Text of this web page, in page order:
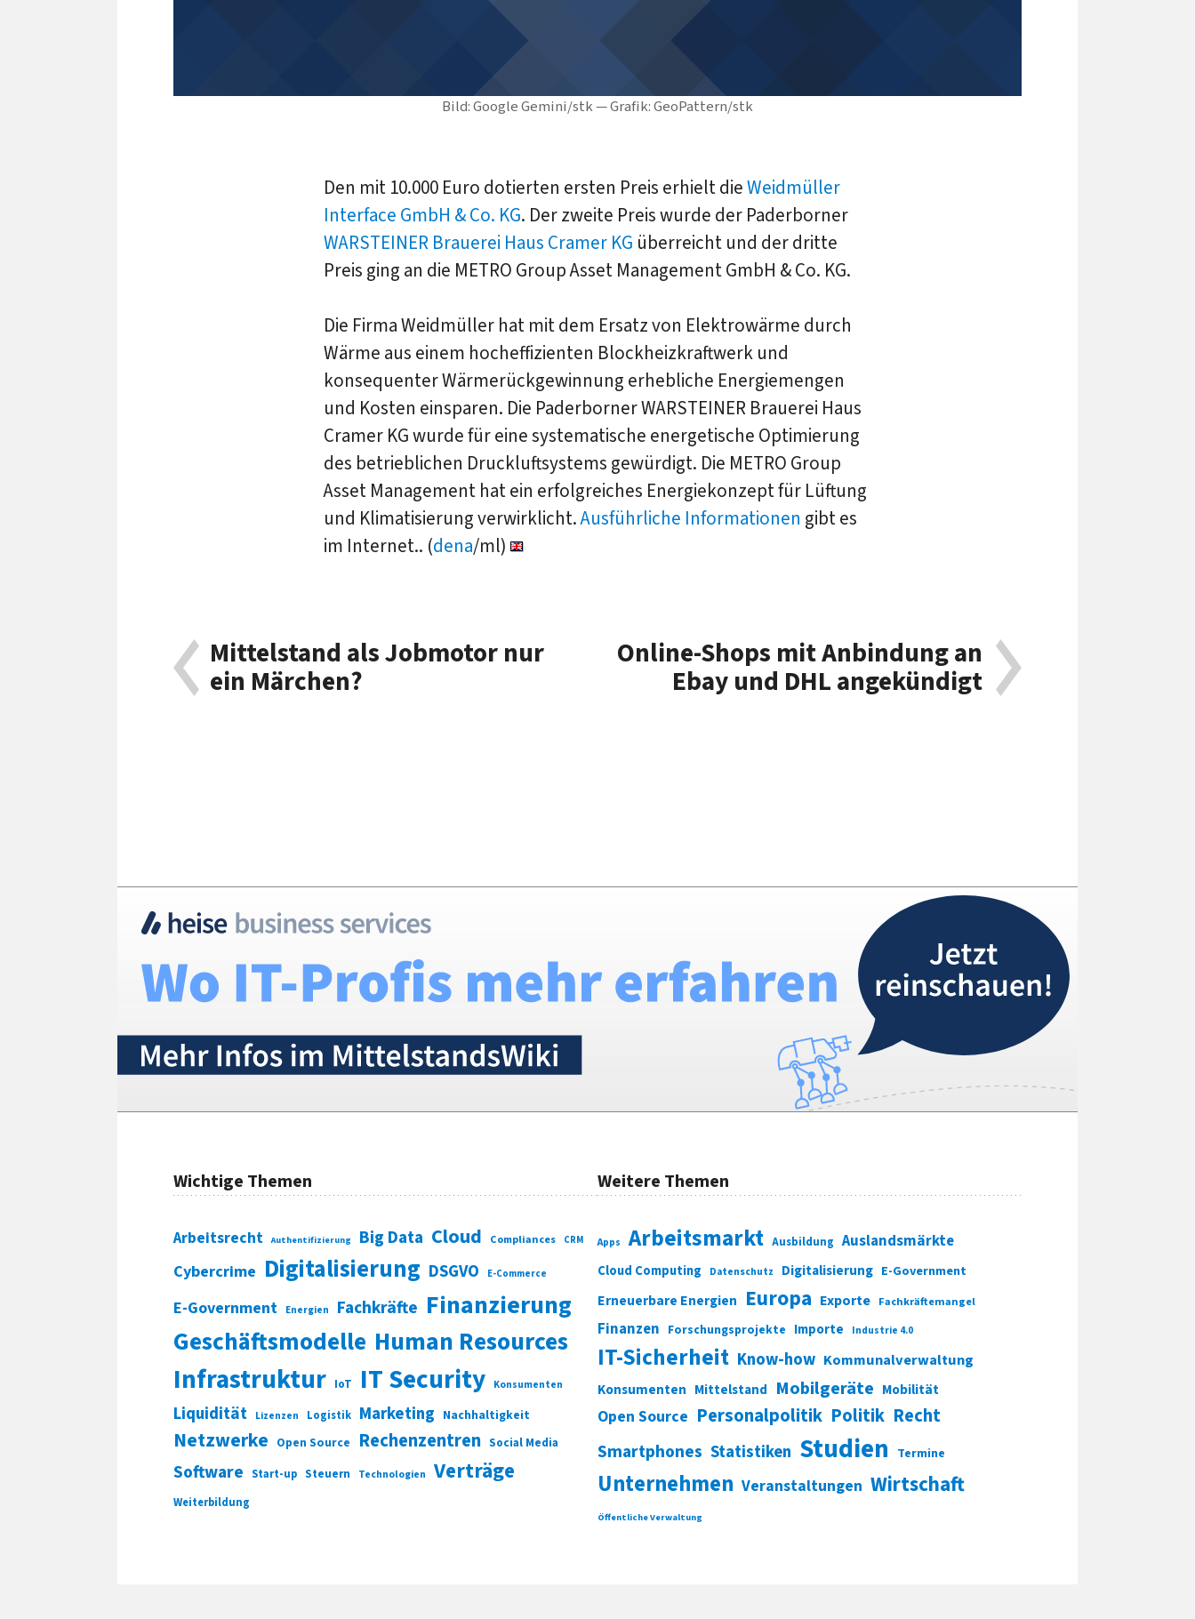
Bild: Google Gemini/stk — Grafik: GeoPattern/stk
Den mit 10.000 Euro dotierten ersten Preis erhielt dieWeidmüller
Interface GmbH & Co. KG. Der zweite Preis wurde der Paderborner
WARSTEINER Brauerei Haus Cramer KG überreicht und der dritte
Preis ging an die METRO Group Asset Management GmbH & Co. KG.
Die Firma Weidmüller hat mit dem Ersatz von Elektrowärme durch
Wärme aus einem hocheffizienten Blockheizkraftwerk und
konsequenter Wärmerückgewinnung erhebliche Energiemengen
und Kosten einsparen. Die Paderborner WARSTEINER Brauerei Haus
Cramer KG wurde für eine systematische energetische Optimierung
des betrieblichen Druckluftsystems gewürdigt. Die METRO Group
Asset Management hat ein erfolgreiches Energiekonzept für Lüftung
und Klimatisierung verwirklicht.Ausführliche Informationen gibt es
im Internet.. (dena/ml)
Mittelstand als Jobmotor nur
ein Märchen?
Online-Shops mit Anbindung an
Ebay und DHL angekündigt
Wichtige Themen
Arbeitsrecht Authentifizierung Big Data Cloud Compliances CRM
Cybercrime Digitalisierung DSGVO E-Commerce
E-Government Energien Fachkräfte Finanzierung
Geschäftsmodelle Human Resources
Infrastruktur IoT IT Security Konsumenten
Liquidität Lizenzen Logistik Marketing Nachhaltigkeit
Netzwerke Open Source Rechenzentren Social Media
Software Start-up Steuern Technologien Verträge
Weiterbildung
Weitere Themen
Apps Arbeitsmarkt Ausbildung Auslandsmärkte
Cloud Computing Datenschutz Digitalisierung E-Government
Erneuerbare Energien Europa Exporte Fachkräftemangel
Finanzen Forschungsprojekte Importe Industrie 4.0
IT-Sicherheit Know-how Kommunalverwaltung
Konsumenten Mittelstand Mobilgeräte Mobilität
Open Source Personalpolitik Politik Recht
Smartphones Statistiken Studien Termine
Unternehmen Veranstaltungen Wirtschaft
Öffentliche Verwaltung